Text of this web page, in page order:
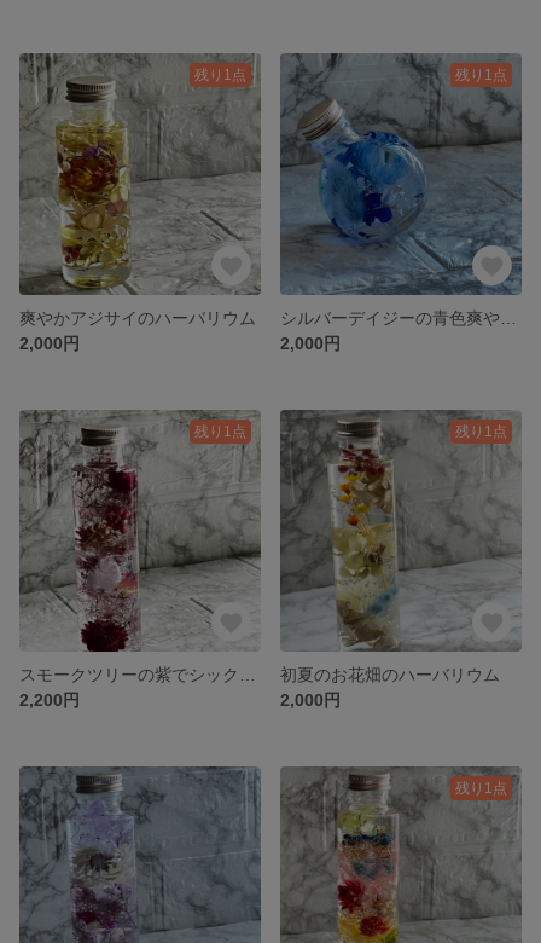
残り1点
爽やかアジサイのハーバリウム
2,000円
残り1点
2,000円
残り1点
2,200円
残り1点
初夏のお花畑のハーバリウム
2,000円
残り1点